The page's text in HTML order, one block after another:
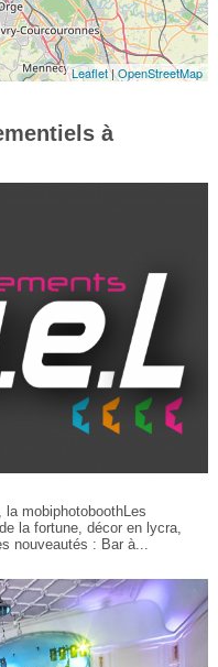
Leaflet|OpenStreetMap
à
la mobiphotoboothLes
la fortune, décor en lycra,
nouveautés : Bar à...